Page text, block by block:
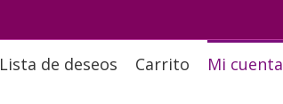
Lista de deseos Carrito Mi cuenta